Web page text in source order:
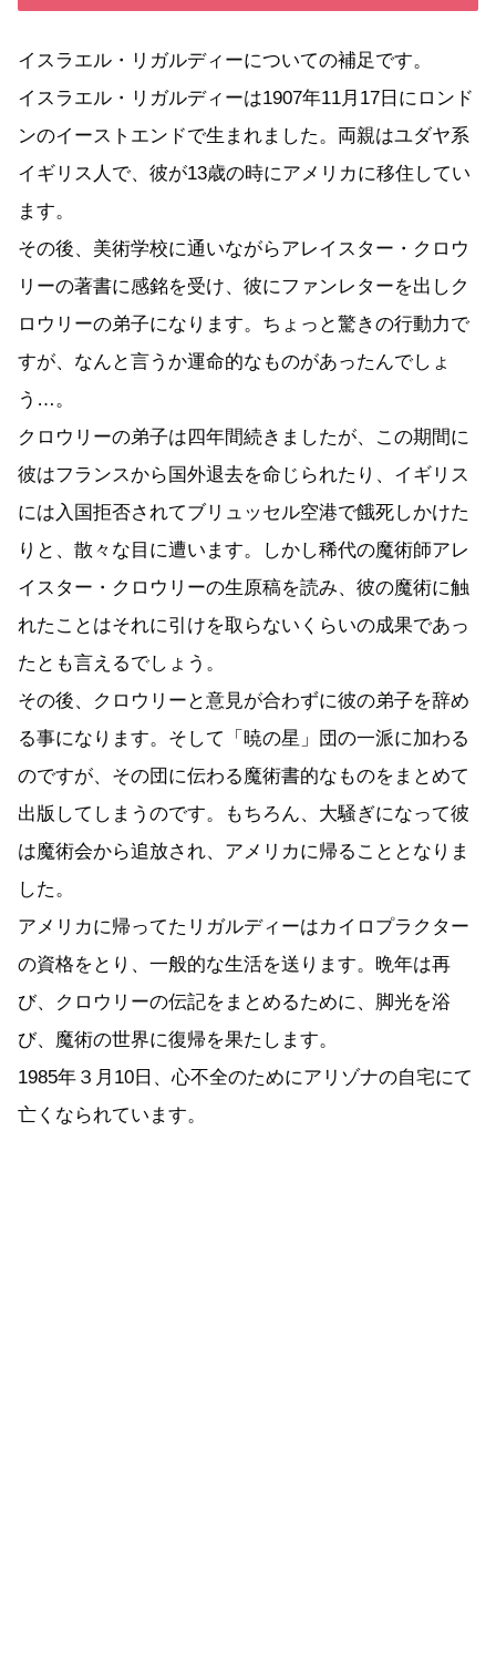
イスラエル・リガルディーについての補足です。
イスラエル・リガルディーは1907年11月17日にロンド
ンのイーストエンドで生まれました。両親はユダヤ系
イギリス人で、彼が13歳の時にアメリカに移住してい
ます。
その後、美術学校に通いながらアレイスター・クロウ
リーの著書に感銘を受け、彼にファンレターを出しク
ロウリーの弟子になります。ちょっと驚きの行動力で
すが、なんと言うか運命的なものがあったんでしょ
う…。
クロウリーの弟子は四年間続きましたが、この期間に
彼はフランスから国外退去を命じられたり、イギリス
には入国拒否されてブリュッセル空港で餓死しかけた
りと、散々な目に遭います。しかし稀代の魔術師アレ
イスター・クロウリーの生原稿を読み、彼の魔術に触
れたことはそれに引けを取らないくらいの成果であっ
たとも言えるでしょう。
その後、クロウリーと意見が合わずに彼の弟子を辞め
る事になります。そして「暁の星」団の一派に加わる
のですが、その団に伝わる魔術書的なものをまとめて
出版してしまうのです。もちろん、大騒ぎになって彼
は魔術会から追放され、アメリカに帰ることとなりま
した。
アメリカに帰ってたリガルディーはカイロプラクター
の資格をとり、一般的な生活を送ります。晩年は再
び、クロウリーの伝記をまとめるために、脚光を浴
び、魔術の世界に復帰を果たします。
1985年３月10日、心不全のためにアリゾナの自宅にて
亡くなられています。